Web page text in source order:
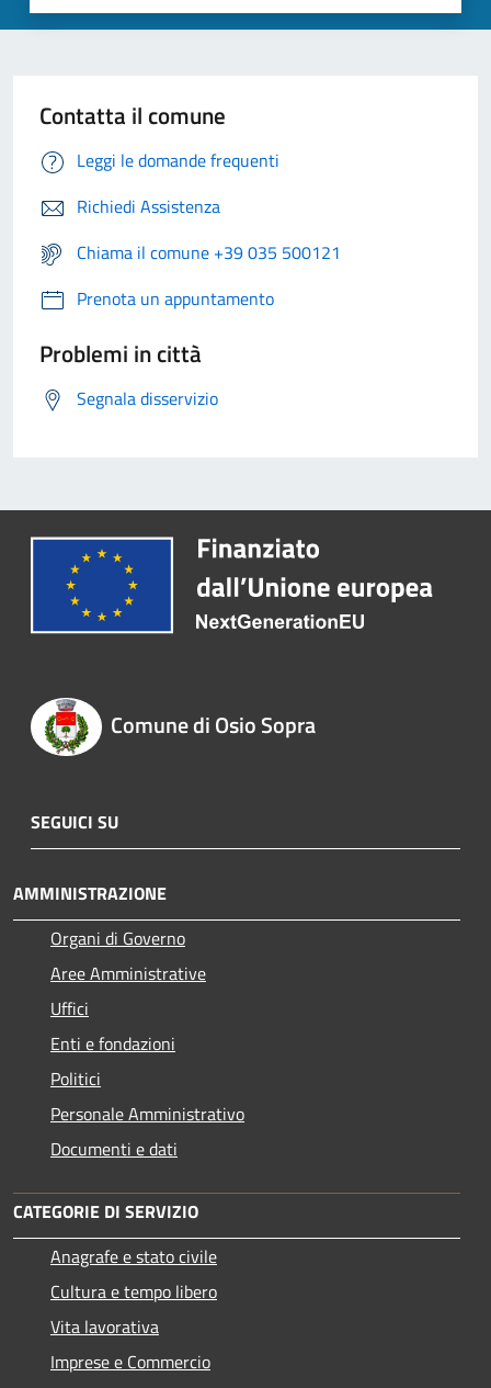
Contatta il comune
Leggi le domande frequenti
Richiedi Assistenza
Chiama il comune +39 035 500121
Prenota un appuntamento
Problemi in città
Segnala disservizio
Comune di Osio Sopra
SEGUICI SU
AMMINISTRAZIONE
Organi di Governo
Aree Amministrative
Uffici
Enti e fondazioni
Politici
Personale Amministrativo
Documenti e dati
CATEGORIE DI SERVIZIO
Anagrafe e stato civile
Cultura e tempo libero
Vita lavorativa
Imprese e Commercio